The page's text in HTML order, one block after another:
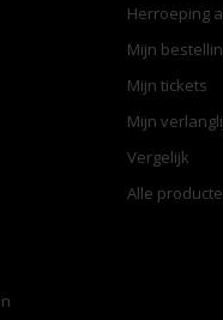
Herroeping
Mijn
Mijn tickets
Mijn
Vergelijk
Alle